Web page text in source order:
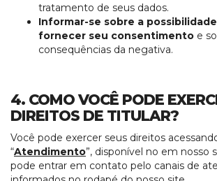
tratamento de seus dados.
Informar-se sobre a
fornecer seu consentimento e
consequências da negativa.
4. COMO VOCÊ PODE
DIREITOS DE TITULAR?
Você pode exercer seus direitos
“Atendimento”, disponível no em nosso
pode entrar em contato pelo canais de